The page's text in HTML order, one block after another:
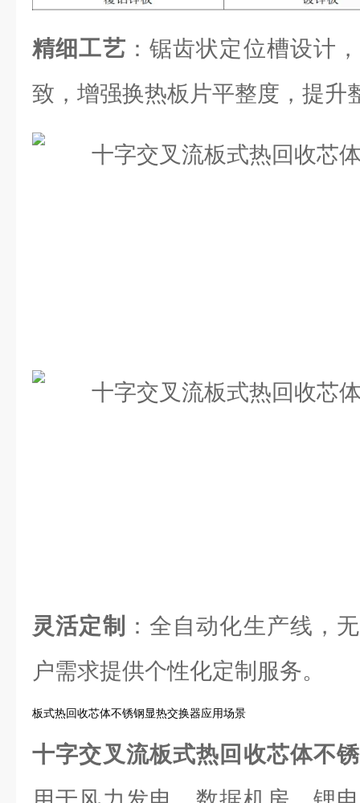
精细工艺 ：锯齿状定位槽设计
致，增强换热板片平整度，提升
灵活定制
：全自动化生产线，
户需求提供个性化定制服务。
板式热回收芯体不锈钢显热交换器应用场景
十字交叉流板式热回收芯体不